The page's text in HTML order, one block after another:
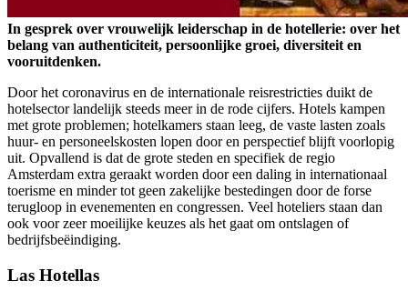
In gesprek over vrouwelijk leiderschap in de hotellerie: over het
belang van authenticiteit, persoonlijke groei, diversiteit en
vooruitdenken.
Door het coronavirus en de internationale reisrestricties duikt de
hotelsector landelijk steeds meer in de rode cijfers. Hotels kampen
met grote problemen; hotelkamers staan leeg, de vaste lasten zoals
huur- en personeelskosten lopen door en perspectief blijft voorlopig
uit. Opvallend is dat de grote steden en specifiek de regio
Amsterdam extra geraakt worden door een daling in internationaal
toerisme en minder tot geen zakelijke bestedingen door de forse
terugloop in evenementen en congressen. Veel hoteliers staan dan
ook voor zeer moeilijke keuzes als het gaat om ontslagen of
bedrijfsbeëindiging.
Las Hotellas